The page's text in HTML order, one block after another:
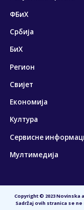
ФБиХ
Србија
БиХ
Регион
Свијет
Економија
Култура
Сервисне
Мултимедија
Copyright © 2023 Novinska
Sadržaj ovih stranica se